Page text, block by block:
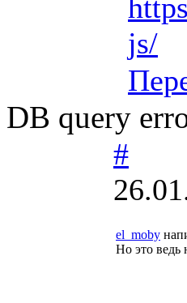
js/
DB query
#
el_moby
Но это ведь